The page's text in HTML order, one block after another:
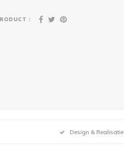
:
Design & Realisatie